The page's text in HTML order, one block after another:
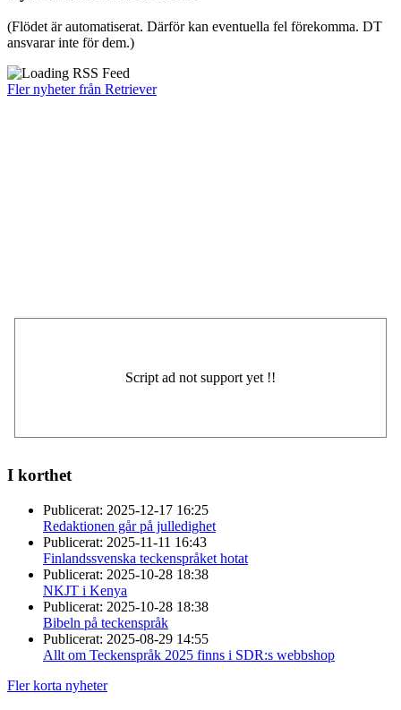
(Flödet är automatiserat. Därför kan eventuella fel förekomma. DT
ansvarar inte för dem.)
Fler nyheter från Retriever
I korthet
Publicerat: 2025-12-17 16:25
Redaktionen går på julledighet
Publicerat: 2025-11-11 16:43
Finlandssvenska teckenspråket hotat
Publicerat: 2025-10-28 18:38
NKJT i Kenya
Publicerat: 2025-10-28 18:38
Bibeln på teckenspråk
Publicerat: 2025-08-29 14:55
Allt om Teckenspråk 2025 finns i SDR:s webbshop
Fler korta nyheter